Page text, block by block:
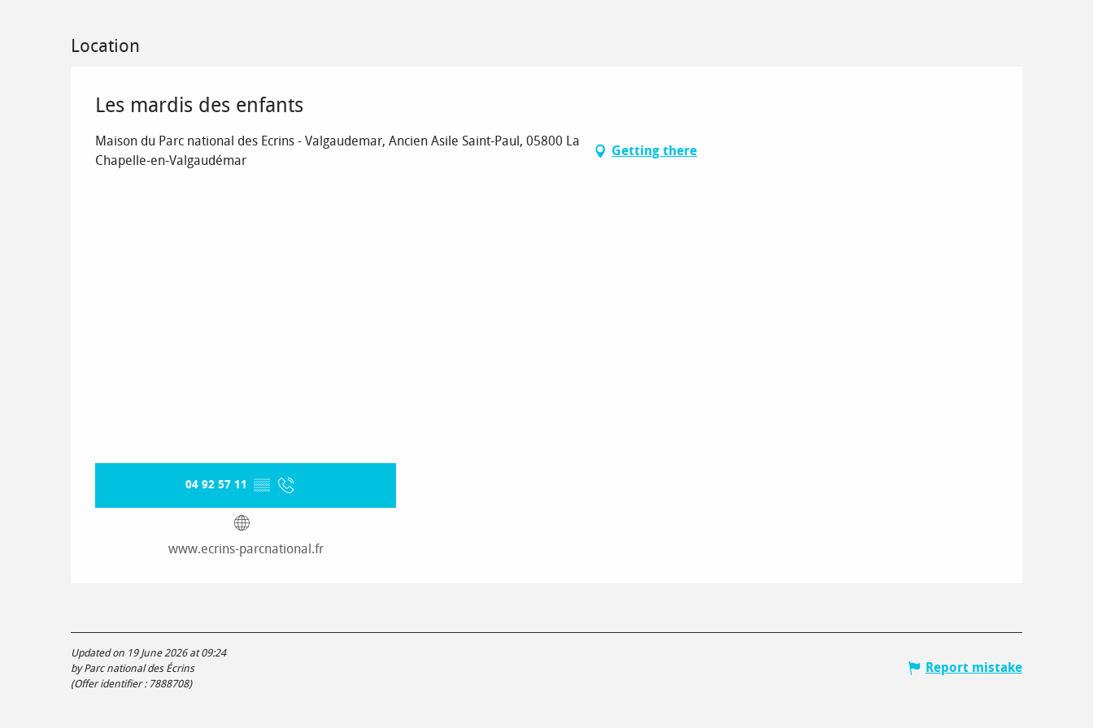
Location
Les mardis des enfants
Maison du Parc national des Ecrins - Valgaudemar, Ancien Asile Saint-Paul, 05800 La
Chapelle-en-Valgaudémar
Getting there
04 92 57 11 ▒▒
www.ecrins-parcnational.fr
Updated on 19 June 2026 at 09:24
by Parc national des Écrins
(Offer identifier : 7888708)
Report mistake